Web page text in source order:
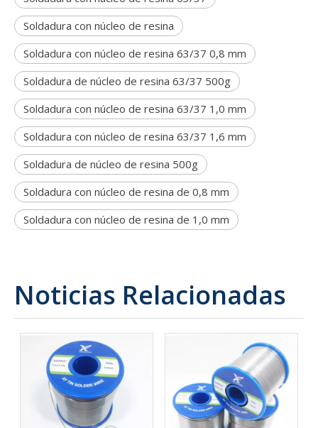
Soldadura con núcleo de resina
Soldadura con núcleo de resina 63/37 0,8 mm
Soldadura de núcleo de resina 63/37 500g
Soldadura con núcleo de resina 63/37 1,0 mm
Soldadura con núcleo de resina 63/37 1,6 mm
Soldadura de núcleo de resina 500g
Soldadura con núcleo de resina de 0,8 mm
Soldadura con núcleo de resina de 1,0 mm
Noticias Relacionadas